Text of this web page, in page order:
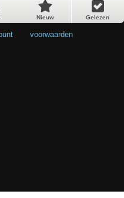
Nieuw Gelezen
voorwaarden